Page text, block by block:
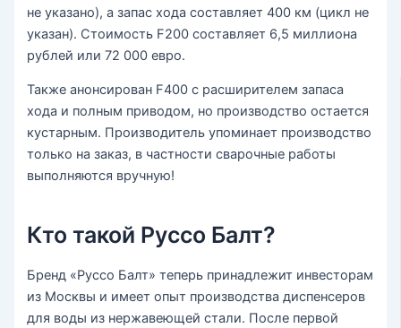
не указано), а запас хода составляет 400 км (цикл не
указан). Стоимость F200 составляет 6,5 миллиона
рублей или 72 000 евро.
Также анонсирован F400 с расширителем запаса
хода и полным приводом, но производство остается
кустарным. Производитель упоминает производство
только на заказ, в частности сварочные работы
выполняются вручную!
Кто такой Руссо Балт?
Бренд «Руссо Балт» теперь принадлежит инвесторам
из Москвы и имеет опыт производства диспенсеров
для воды из нержавеющей стали. После первой